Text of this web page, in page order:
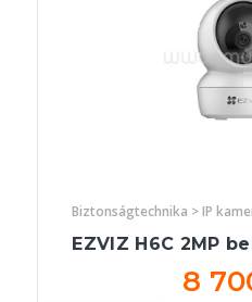
Biztonságtechnika > IP
EZVIZ H6C 2MP
8